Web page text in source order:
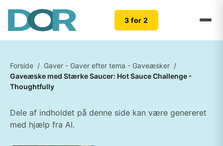
3 for 2
Forside / Gaver - Gaver efter tema - Gaveæsker /
Gaveæske med Stærke Saucer: Hot Sauce Challenge -
Thoughtfully
Dele af indholdet på denne side kan være genereret
med hjælp fra AI.